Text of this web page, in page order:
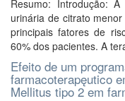
Resumo: Introdução:
urinária de citrato
principais fatores de
60% dos pacientes. A
Efeito de um
farmacoterapęutico
Mellitus tipo 2 em